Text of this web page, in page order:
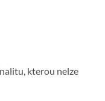
kterou nelze